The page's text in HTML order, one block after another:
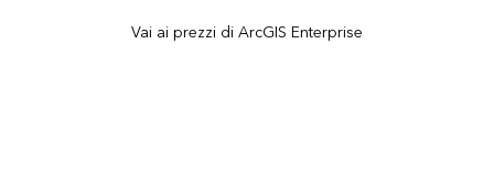
Vai ai prezzi di ArcGIS Enterprise